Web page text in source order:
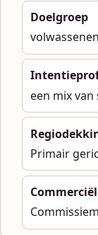
Doelgroep
een mix
Primair